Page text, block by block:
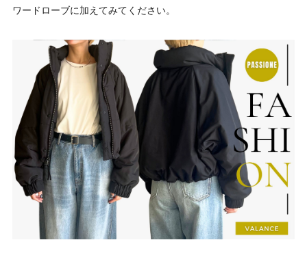
ワードローブに加えてみてください。